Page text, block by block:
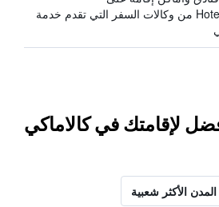
HotelsCombined من وكالات السفر التي تقدم خدمة
لإقامتك في كالاماكي
المدن الأكثر شعبية